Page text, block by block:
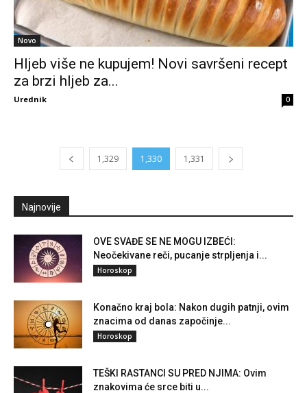
Novo
Hljeb više ne kupujem! Novi savršeni recept
za brzi hljeb za...
Urednik 0
1,329 1,330 1,331
Najnovije
OVE SVAĐE SE NE MOGU IZBEĆI:
Neočekivane reči, pucanje strpljenja i...
Horoskop
Konačno kraj bola: Nakon dugih patnji, ovim
znacima od danas započinje...
Horoskop
TEŠKI RASTANCI SU PRED NJIMA: Ovim
znakovima će srce biti u...